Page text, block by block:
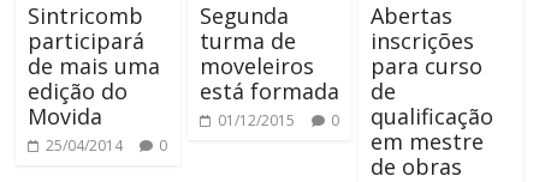
Sintricomb
participará
de mais uma
edição do
Movida
25/04/2014 0
Segunda
turma de
moveleiros
está formada
01/12/2015 0
Abertas
inscrições
para curso
de
qualificação
em mestre
de obras